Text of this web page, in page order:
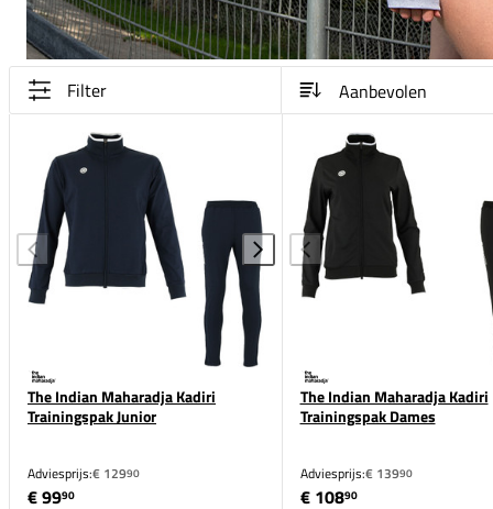
Filter
The Indian Maharadja Kadiri
Trainingspak Junior
Adviesprijs:€ 12990
€ 9990
The Indian Maharadja Kadiri
Trainingspak Dames
Adviesprijs:€ 13990
€ 10890